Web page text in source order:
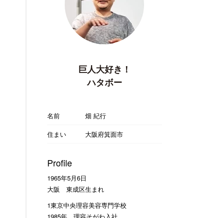
巨人大好き！
ハタボー
名前
畑 紀行
住まい
大阪府箕面市
Profile
1965年5月6日
大阪 東成区生まれ
1東京中央理容美容専門学校
1985年 理容そがわ入社